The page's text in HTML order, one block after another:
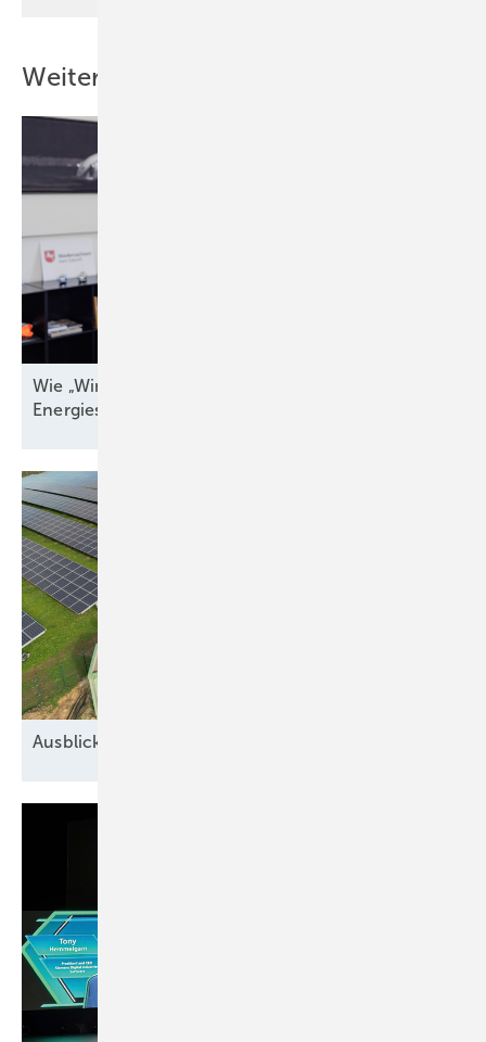
Weitere Inhalte
Wie „Windenergieland Eins“ sich aufs Staatsziel
Energiesicherheit einstellen
Ausblick auf 2026: Neue Geschäfte für